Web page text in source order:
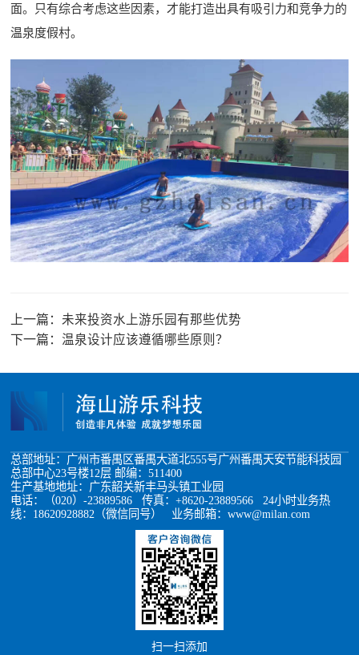
面。只有综合考虑这些因素，才能打造出具有吸引力和竞争力的
温泉度假村。
上一篇： 未来投资水上游乐园有那些优势
下一篇：温泉设计应该遵循哪些原则？
总部地址：广州市番禺区番禺大道北555号广州番禺天安节能科技园
总部中心23号楼12层 邮编：511400
生产基地地址：广东韶关新丰马头镇工业园
电话：（020）-23889586 传真：+8620-23889566 24小时业务热
线：18620928882（微信同号） 业务邮箱：www@milan.com
扫一扫添加